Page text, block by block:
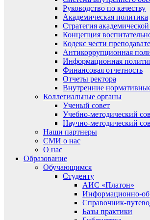
Руководство по качеству
Академическая политика
Стратегия
Концепция
Кодекс чести
Антикоррупционная
Информационная
Финансовая отчетность
Отчеты ректора
Внутренние
Коллегиальные органы
Ученый совет
Учебно-методический
Научно-методический
Наши партнеры
СМИ о нас
О нас
Образование
Обучающимся
Студенту
АИС «Платон»
Информационно-
Справочник-
Базы практики